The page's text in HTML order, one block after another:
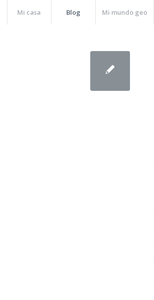
Mi casa Blog Mi mundo geo